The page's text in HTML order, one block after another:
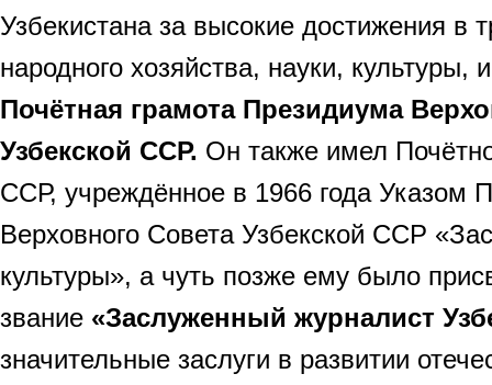
Узбекистана за высокие достижения в
народного хозяйства, науки, культуры,
Почётная грамота Президиума
Узбекской ССР. Он также имел
ССР, учреждённое в 1966 года Указом
Верховного Совета Узбекской ССР
культуры», а чуть позже ему было
звание «Заслуженный журналист
значительные заслуги в развитии